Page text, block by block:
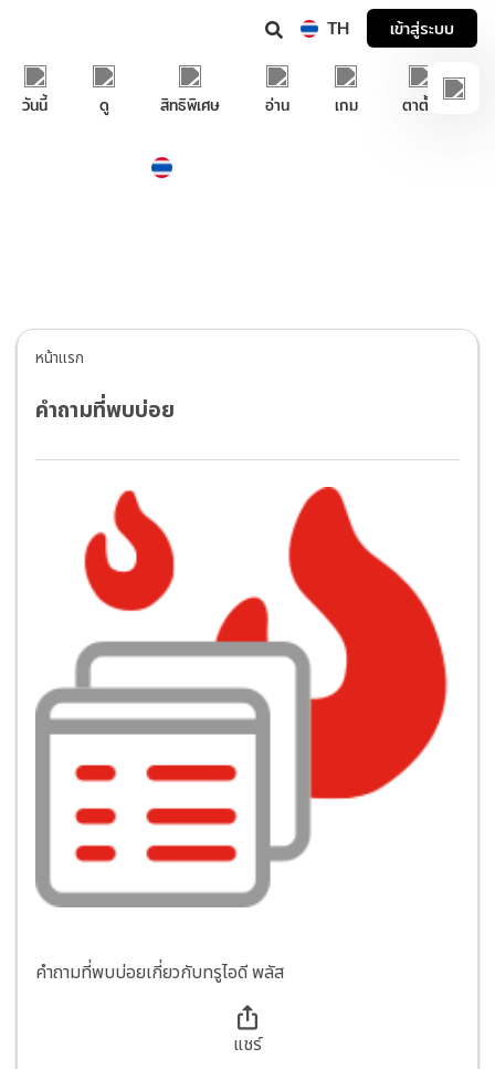
TH เข้าสู่ระบบ
วันนี้ ดู สิทธิพิเศษ อ่าน เกม ตาตั้ง
หน้าแรก
คำถามที่พบบ่อย
คำถามที่พบบ่อยเกี่ยวกับทรูไอดี พลัส
แชร์